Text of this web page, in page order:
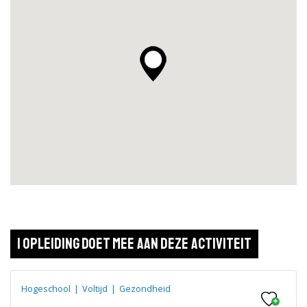
1 opleiding doet mee aan deze activiteit
Hogeschool | Voltijd | Gezondheid